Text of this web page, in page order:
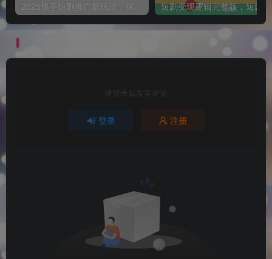
2025快手短剧推广新玩法，保姆级教学，日入多张，可矩阵操作
请登录后发表评论
登录 注册